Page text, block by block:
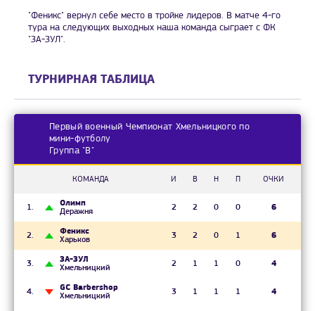
"Феникс" вернул себе место в тройке лидеров. В матче 4-го
тура на следующих выходных наша команда сыграет с ФК
"ЗА-ЗУЛ".
ТУРНИРНАЯ ТАБЛИЦА
Первый военный Чемпионат Хмельницкого по
мини-футболу
Группа "В"
КОМАНДА И В Н ОЧКИ
Олимп
Деражня
2 2 0 0 6
Феникс
Харьков
3 2 0 1 6
ЗА-ЗУЛ
Хмельницкий
2 1 1 0 4
GC Barbershop
Хмельницкий
3 1 1 1 4